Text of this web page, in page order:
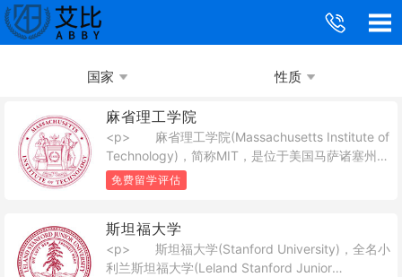
国家 性质
麻省理工学院
<p> 麻省理工学院(Massachusetts Institute of
Technology)，简称MIT，是位于美国马萨诸塞州剑
桥市的一所世界研究型私立大学。麻省理工学院无
论在美国还是全世界都有非常重要的影响力，培养
等研究的先导力量。</p><p> 经过麻省理工学
院几代人坚持不懈地努力奋斗，时至今日，但凡有
人提起世界理工大学之最，人人皆首推麻省理工学
免费留学评估
斯坦福大学
<p> 斯坦福大学(Stanford University)，全名小
利兰斯坦福大学(Leland Stanford Junior